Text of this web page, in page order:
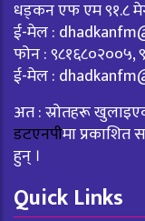
धड्कन एफ एम ९१.८
ई-मेल :
फोन : ९८१६८०२००५,
ई-मेल :
अत : स्रोतहरू
डटएनपीमा प्रकाशित
हुन् ।
Quick Links